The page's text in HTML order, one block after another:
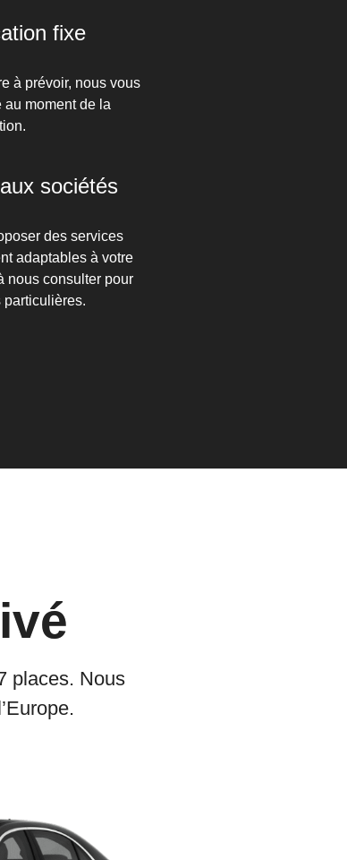
fixe
à prévoir, nous vous
au moment de la
sociétés
des services
adaptables à votre
nous consulter pour
particulières.
places. Nous